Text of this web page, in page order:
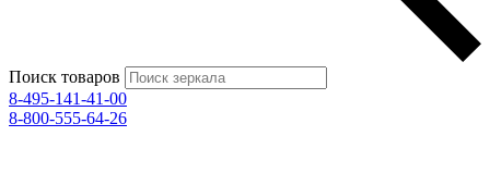
Поиск товаров
8-495-141-41-00
8-800-555-64-26